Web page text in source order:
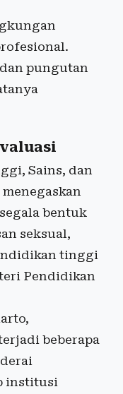
pungutan
Sains, dan
bentuk
seksual,
tinggi
Pendidikan
beberapa
institusi